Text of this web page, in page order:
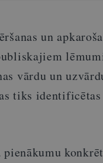
un
vārdu un
tiks
pienākumu